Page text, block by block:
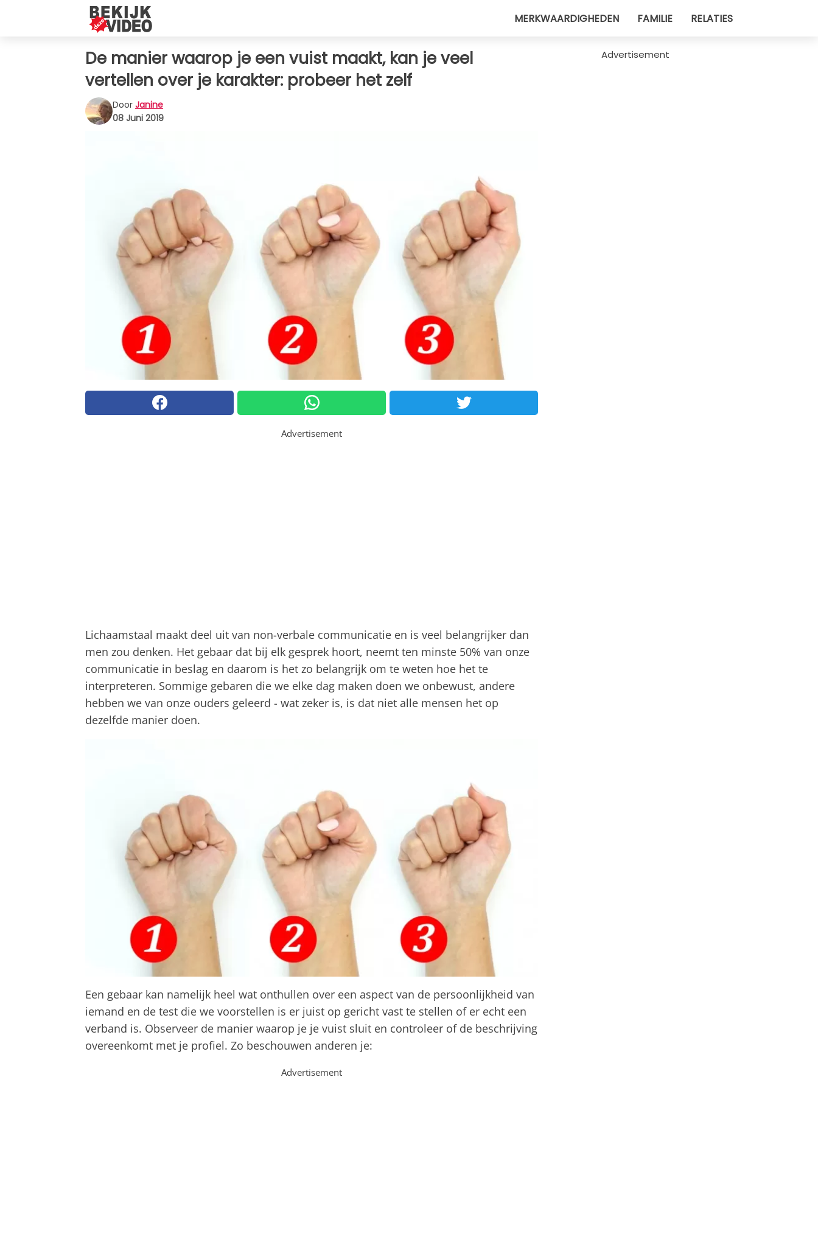
MERKWAARDIGHEDEN FAMILIE RELATIES
De manier waarop je een vuist maakt, kan je veel
vertellen over je karakter: probeer het zelf
Door Janine
08 Juni 2019
Advertisement
Lichaamstaal maakt deel uit van non-verbale communicatie en is veel belangrijker dan
men zou denken. Het gebaar dat bij elk gesprek hoort, neemt ten minste 50% van onze
communicatie in beslag en daarom is het zo belangrijk om te weten hoe het te
interpreteren. Sommige gebaren die we elke dag maken doen we onbewust, andere
hebben we van onze ouders geleerd - wat zeker is, is dat niet alle mensen het op
dezelfde manier doen.
Een gebaar kan namelijk heel wat onthullen over een aspect van de persoonlijkheid van
iemand en de test die we voorstellen is er juist op gericht vast te stellen of er echt een
verband is. Observeer de manier waarop je je vuist sluit en controleer of de beschrijving
overeenkomt met je profiel. Zo beschouwen anderen je:
Advertisement
Advertisement